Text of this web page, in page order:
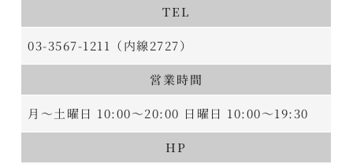
TEL
03-3567-1211（内線2727）
営業時間
月～土曜日 10:00～20:00 日曜日 10:00～19:30
HP